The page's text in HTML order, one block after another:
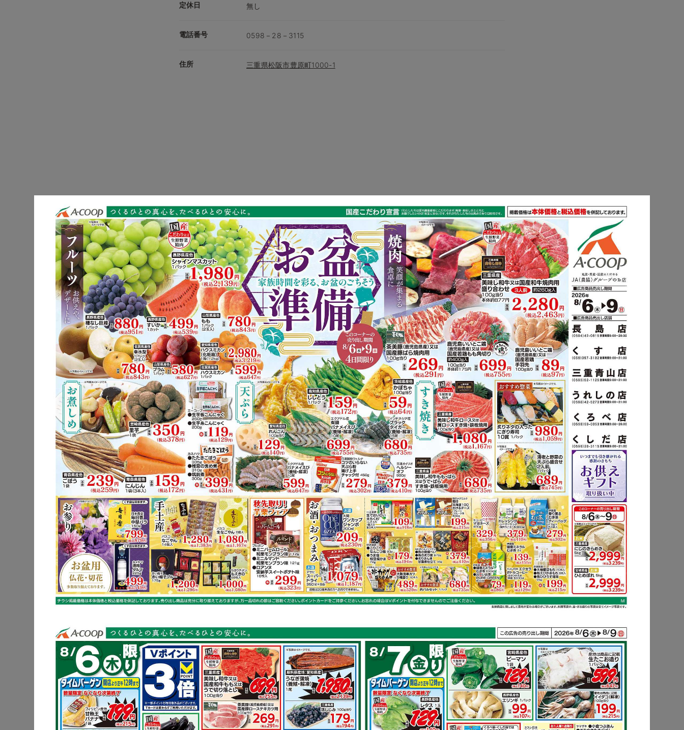
定休日 無し
電話番号 0598－28－3115
住所 三重県松阪市豊原町1000-1
公式サイト https://www.acoop-kinki.co.jp/shop/details-kushida.html
駐車場 有り（100台）
電子マネー Vマネー
チラシ掲載商品からレシピを探す
豚ロース 鶏もも肉 キャベツ
レンコン 長芋 鮭
※明細されている内容は店舗の実売状況と異なる場合がございます。
豚ロースで作れるレシピ もっと見る